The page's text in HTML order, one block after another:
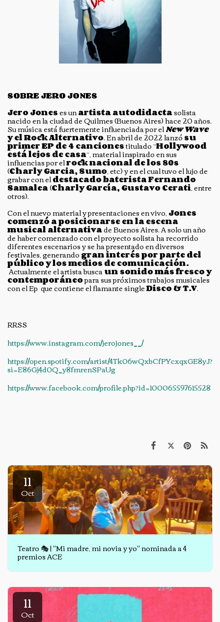
SOBRE JERO JONES
Jero Joneses unartista autodidactasolista
nacido en la ciudad de Quilmes (Buenos Aires) hace 20 años.
Su música está fuertemente influenciada por elNew Wave
y el Rock Alternativo. En abril de 2022 lanzósu
primer EP de 4 cancionestitulado “Hollywood
está lejos de casa”, material inspirado en sus
influencias por elrock nacional de los 80s
(Charly Garcia, Sumo, etc) y en el cual tuvo el lujo de
grabar con eldestacado bateristaFernando
Samalea(Charly García, Gustavo Cerati, entre
otros).
Con el nuevo material y presentaciones en vivo,Jones
comenzó a posicionarse en la escena
musical alternativade Buenos Aires. A solo un año
de haber comenzado con el proyecto solista ha recorrido
diferentes escenarios y se ha presentado en diversos
festivales, generandogran interés por parte del
público y los medios de comunicación.
Actualmente el artista buscaun sonido más fresco y
contemporáneopara sus próximos trabajos musicales
con el Ep que contiene el flamante singleDisco & T.V.
RRSS
https://www.instagram.com/jerojones__/
https://open.spotify.com/artist/4Tk06wQxbCfPYcxqxGE8yJ?
si=E86Gj4d0Q_y8fmrenSPaUg
https://www.facebook.com/profile.php?id=100065597615528
11
Oct
Teatro 🎭 | "Mi madre, mi novia y yo" nominada a 4
premios ACE
11
Oct